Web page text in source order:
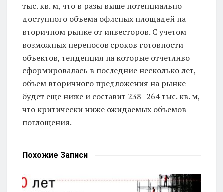
тыс. кв. м, что в разы выше потенциально
доступного объема офисных площадей на
вторичном рынке от инвесторов. C учетом
возможных переносов сроков готовности
объектов, тенденция на которые отчетливо
сформировалась в последние несколько лет,
объем вторичного предложения на рынке
будет еще ниже и составит 238–264 тыс. кв. м,
что критически ниже ожидаемых объемов
поглощения.
Похожие Записи